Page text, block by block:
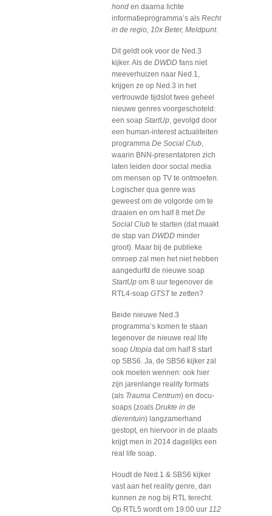
hond en daarna lichte
informatieprogramma’s als Recht
in de regio, 10x Beter, Meldpunt.
Dit geldt ook voor de Ned.3
kijker. Als de DWDD fans niet
meeverhuizen naar Ned.1,
krijgen ze op Ned.3 in het
vertrouwde tijdslot twee geheel
nieuwe genres voorgeschoteld:
een soap StartUp, gevolgd door
een human-interest actualiteiten
programma De Social Club,
waarin BNN-presentatoren zich
laten leiden door social media
om mensen op TV te ontmoeten.
Logischer qua genre was
geweest om de volgorde om te
draaien en om half 8 metDe
Social Club te starten (dat maakt
de stap van DWDD minder
groot). Maar bij de publieke
omroep zal men het niet hebben
aangedurfd de nieuwe soap
StartUp om 8 uur tegenover de
RTL4-soap GTSTte zetten?
Beide nieuwe Ned.3
programma’s komen te staan
tegenover de nieuwe real life
soap Utopia dat om half 8 start
op SBS6. Ja, de SBS6 kijker zal
ook moeten wennen: ook hier
zijn jarenlange reality formats
(als Trauma Centrum) en docu-
soaps (zoals Drukte in de
dierentuin) langzamerhand
gestopt, en hiervoor in de plaats
krijgt men in 2014 dagelijks een
real life soap.
Houdt de Ned.1 & SBS6 kijker
vast aan het reality genre, dan
kunnen ze nog bij RTL terecht.
Op RTL5 wordt om 19:00 uur 112